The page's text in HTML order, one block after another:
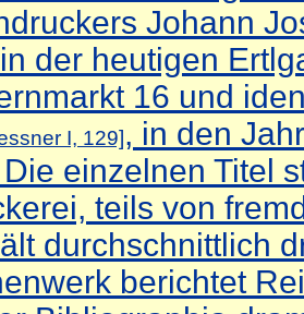
Johann
der heutigen
16 und
I, 129], in den
einzelnen Titel
teils von
durchschnittlich
berichtet